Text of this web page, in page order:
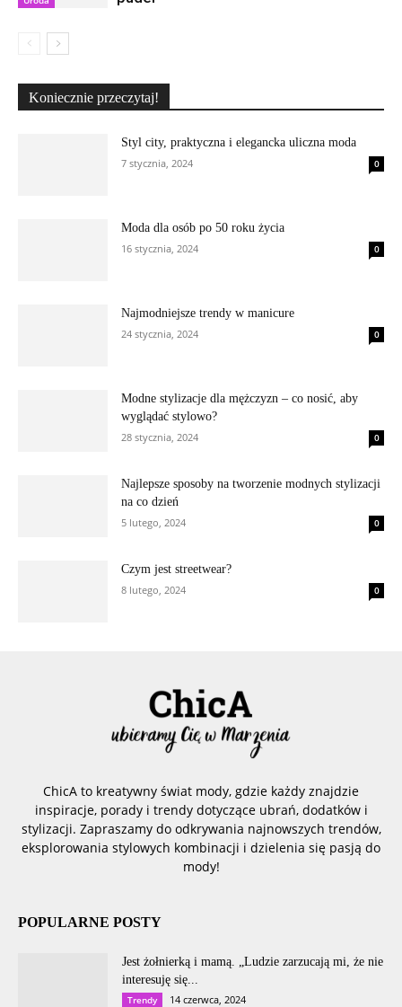
Koniecznie przeczytaj!
Styl city, praktyczna i elegancka uliczna moda
7 stycznia, 2024
0
Moda dla osób po 50 roku życia
16 stycznia, 2024
0
Najmodniejsze trendy w manicure
24 stycznia, 2024
0
Modne stylizacje dla mężczyzn – co nosić, aby
wyglądać stylowo?
28 stycznia, 2024
0
Najlepsze sposoby na tworzenie modnych stylizacji
na co dzień
5 lutego, 2024
0
Czym jest streetwear?
8 lutego, 2024
0
ChicA to kreatywny świat mody, gdzie każdy znajdzie
inspiracje, porady i trendy dotyczące ubrań, dodatków i
stylizacji. Zapraszamy do odkrywania najnowszych trendów,
eksplorowania stylowych kombinacji i dzielenia się pasją do
mody!
POPULARNE POSTY
Jest żołnierką i mamą. „Ludzie zarzucają mi, że nie
interesuję się...
Trendy 14 czerwca, 2024